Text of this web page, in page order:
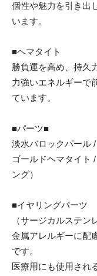
個性や魅力を引き出
います。
■ヘマタイト
勝負運を高め、持久
力強いエネルギーで
ています。
■パーツ■
淡水バロックパール
ゴールドヘマタイト
ング）
■イヤリングパーツ
（サージカルステン
金属アレルギーに配
です。
医療用にも使用され